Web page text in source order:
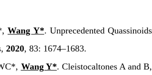
Wang Y*. Unprecedented Quassinoids
,2020,83: 1674–1683.
Wang Y*. Cleistocaltones A and B,